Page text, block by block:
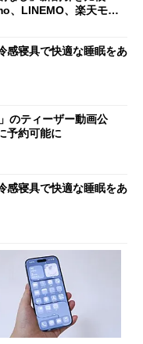
、LINEMO、楽天モバ
感寝具で快適な睡眠をあ
のティーザー動画公
予約可能に
感寝具で快適な睡眠をあ